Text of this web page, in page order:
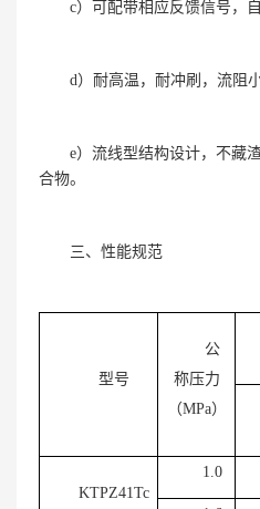
c）可配带相应反馈信号，
d）耐高温，耐冲刷，流阻
e）流线型结构设计，不藏
合物。
三、性能规范
型号
公
称压力
（MPa）
KTPZ41Tc
1.0